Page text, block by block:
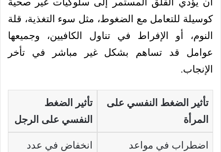
كوسيلة للتعامل مع الضغوط، مثل سوء التغذية، قلة
النوم، أو الإفراط في تناول الكافيين، وجميعها
عوامل قد تساهم بشكل غير مباشر في تأخر
الإنجاب.
تأثير الضغط النفسي على
المرأة
تأثير الضغط
النفسي على الرجل
اضطراب في مواعد
انخفاض في عدد